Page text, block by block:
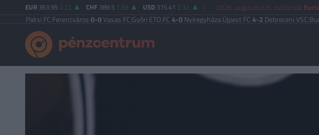
EUR 363.95 2.22 CHF 389.5 1.59 USD 315.41 2.32 2026. augusztus 6. csütörtök
|Ferencváros0-0Vasas FC|Győri ETO FC4-0Nyíregyháza|Újpest FC4-2Debreceni VSC|Budapest